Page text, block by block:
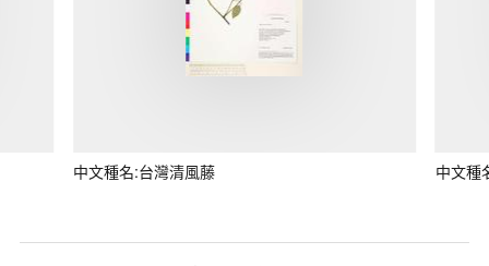
中文種名:台灣清風藤 中文種